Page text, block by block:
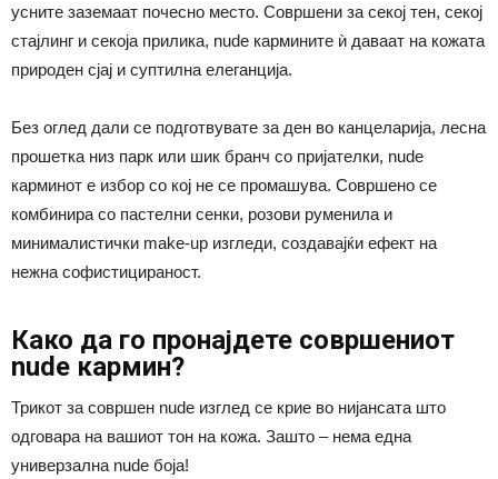
усните заземаат почесно место. Совршени за секој тен, секој
стајлинг и секоја прилика, nude кармините ѝ даваат на кожата
природен сјај и суптилна елеганција.
Без оглед дали се подготвувате за ден во канцеларија, лесна
прошетка низ парк или шик бранч со пријателки, nude
карминот е избор со кој не се промашува. Совршено се
комбинира со пастелни сенки, розови руменила и
минималистички make-up изгледи, создавајќи ефект на
нежна софистицираност.
Како да го пронајдете совршениот
nude кармин?
Трикот за совршен nude изглед се крие во нијансата што
одговара на вашиот тон на кожа. Зашто – нема една
универзална nude боја!